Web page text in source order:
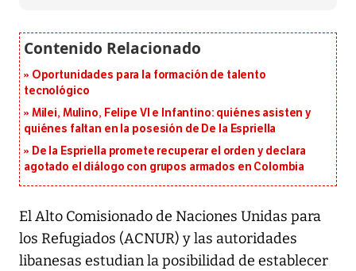
Oportunidades para la formación de talento
tecnológico
Milei, Mulino, Felipe VI e Infantino: quiénes asisten y
quiénes faltan en la posesión de De la Espriella
De la Espriella promete recuperar el orden y declara
agotado el diálogo con grupos armados en Colombia
El Alto Comisionado de Naciones Unidas para
los Refugiados (ACNUR) y las autoridades
libanesas estudian la posibilidad de establecer